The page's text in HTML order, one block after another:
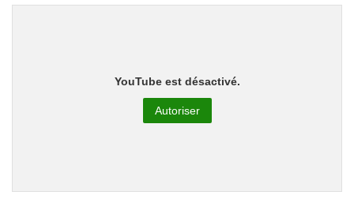
YouTube est désactivé.
Autoriser